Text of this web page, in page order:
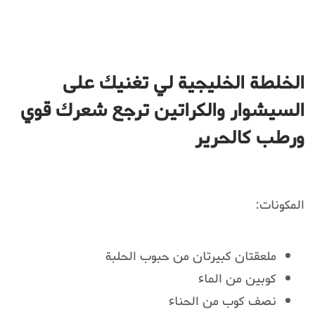
الخلطة الخليجية لي تغنيك على
السيشوار والكراتين ترجع شعرك قوي
ورطب كالحرير
المكونات:
ملعقتان كبيرتان من حبوب الحلبة
كوبين من الماء
نصف كوب من الحناء